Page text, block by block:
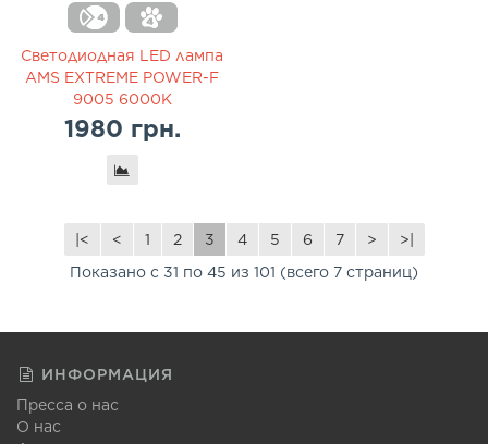
Светодиодная LED лампа
AMS EXTREME POWER-F
9005 6000K
1980 грн.
|< < 1 2 3 4 5 6 7 >
>|
Показано с 31 по 45 из 101 (всего 7 страниц)
ИНФОРМАЦИЯ
Пресса о нас
О нас